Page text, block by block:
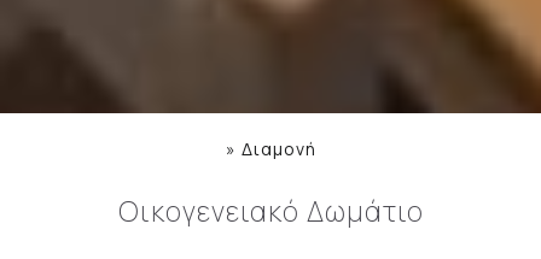
» Διαμονή
Οικογενειακό Δωμάτιο